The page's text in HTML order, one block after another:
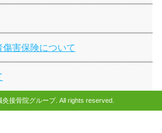
害保険について
接骨院グループ. All rights reserved.